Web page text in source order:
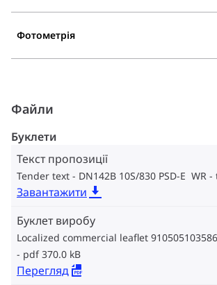
Фотометрія
Файли
Буклети
Текст пропозиції
Tender text - DN142B 10S/830 PSD-E WR
Завантажити
Буклет виробу
Localized commercial leaflet
pdf 370.0 kB
Перегляд